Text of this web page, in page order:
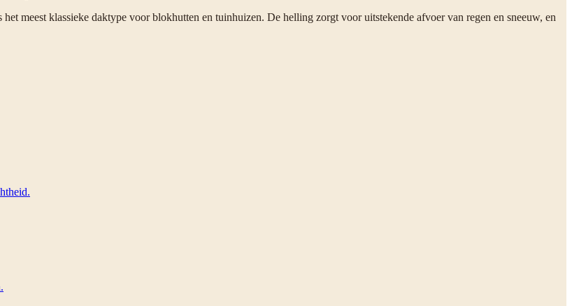
meest klassieke daktype voor blokhutten en tuinhuizen. De helling zorgt voor uitstekende afvoer van regen en sneeuw, en